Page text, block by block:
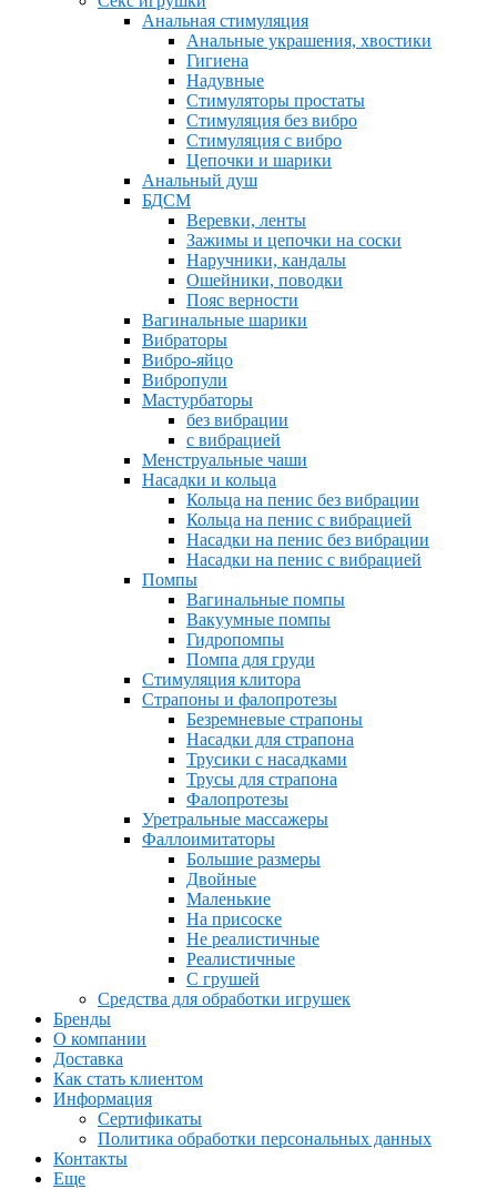
Анальная стимуляция
Анальные украшения, хвостики
Гигиена
Надувные
Стимуляторы простаты
Стимуляция без вибро
Стимуляция с вибро
Цепочки и шарики
Анальный душ
БДСМ
Веревки, ленты
Зажимы и цепочки на соски
Наручники, кандалы
Ошейники, поводки
Пояс верности
Вагинальные шарики
Вибраторы
Вибро-яйцо
Вибропули
Мастурбаторы
без вибрации
с вибрацией
Менструальные чаши
Насадки и кольца
Кольца на пенис без вибрации
Кольца на пенис с вибрацией
Насадки на пенис без вибрации
Насадки на пенис с вибрацией
Помпы
Вагинальные помпы
Вакуумные помпы
Гидропомпы
Помпа для груди
Стимуляция клитора
Страпоны и фалопротезы
Безремневые страпоны
Насадки для страпона
Трусики с насадками
Трусы для страпона
Фалопротезы
Уретральные массажеры
Фаллоимитаторы
Большие размеры
Двойные
Маленькие
На присоске
Не реалистичные
Реалистичные
С грушей
Средства для обработки игрушек
Бренды
О компании
Доставка
Как стать клиентом
Информация
Сертификаты
Политика обработки персональных данных
Контакты
Еще